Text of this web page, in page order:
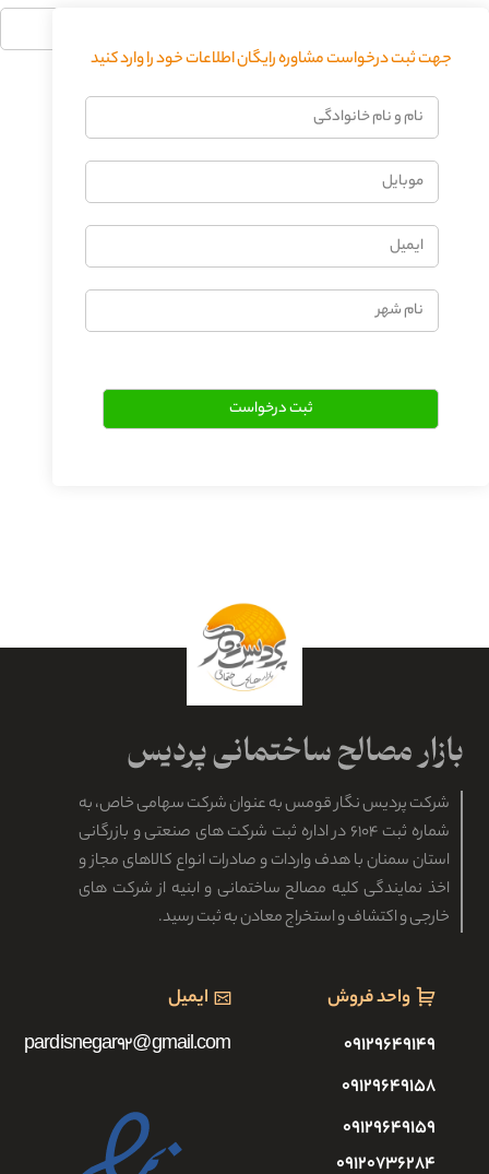
جهت ثبت درخواست مشاوره رایگان اطلاعات خود را وارد کنید
نام
و
خانوادگی
موبایل
ایمیل
نام
شهر
شرکت پردیس نگار قومس به عنوان شرکت سهامی خاص، به
شماره ثبت ۶۱۰۴ در اداره ثبت شرکت های صنعتی و بازرگانی
استان سمنان با هدف واردات و صادرات انواع کالاهای مجاز و
اخذ نمایندگی کلیه مصالح ساختمانی و ابنیه از شرکت های
خارجی و اکتشاف و استخراج معادن به ثبت رسید.
واحد فروش
۰۹۱۲۹۶۴۹۱۴۹
۰۹۱۲۹۶۴۹۱۵۸
۰۹۱۲۹۶۴۹۱۵۹
۰۹۱۲۰۷۳۶۲۸۴
ایمیل
pardisnegar92@gmail.com